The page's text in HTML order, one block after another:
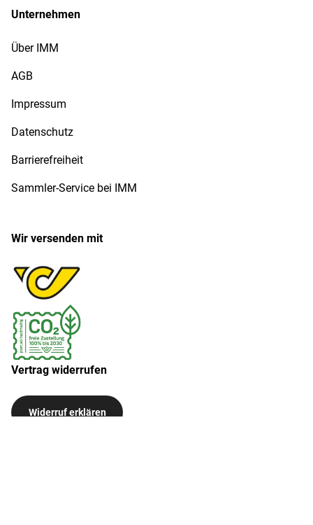
Unternehmen
Über IMM
AGB
Impressum
Datenschutz
Barrierefreiheit
Sammler-Service bei IMM
Wir versenden mit
Vertrag widerrufen
Widerruf erklären